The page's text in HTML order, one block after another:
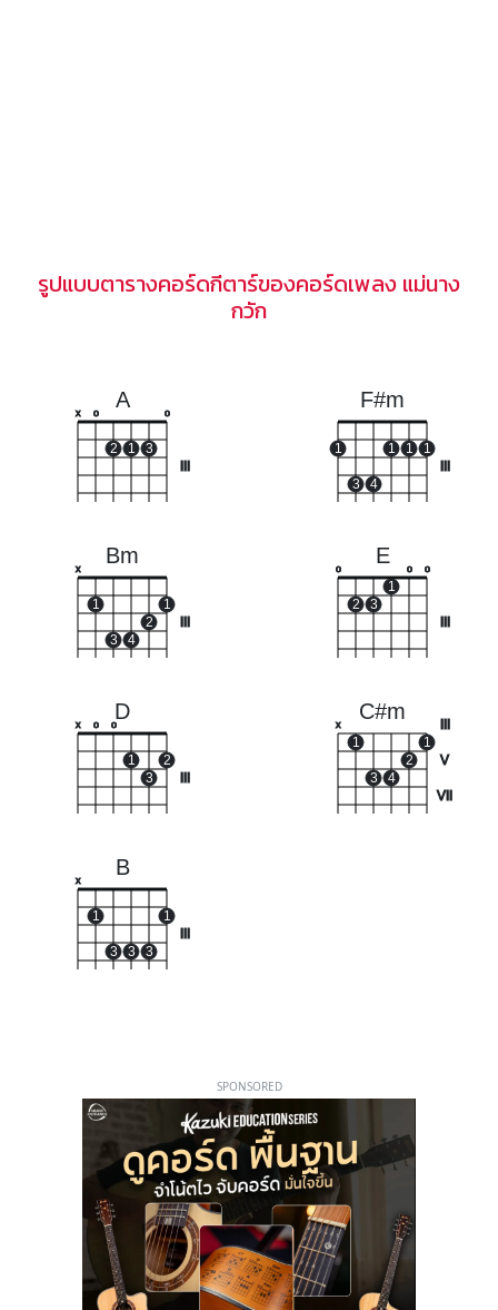
รูปแบบตารางคอร์ดกีตาร์ของคอร์ดเพลง แม่นาง
กวัก
A
x o
2 1 3
o
F#m
1
3 4
1 1 1
Bm
x
1
3 4
2
1
E
o
2 3
1
o o
D
x o o
1
3
2
C#m
V
VII
x
1
3 4
2
1
B
x
1
3 3 3
1
SPONSORED